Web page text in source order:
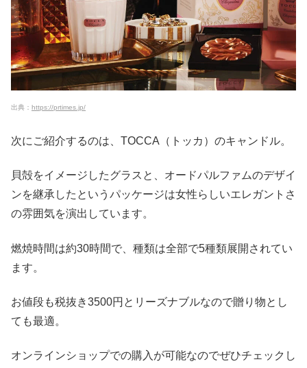
出典： https://prtimes.jp/
次にご紹介するのは、TOCCA（トッカ）のキャンドル。
貝殻をイメージしたグラスと、オードパルファムのデザイ
ンを継承したというパッケージは女性らしいエレガントさ
の雰囲気を演出しています。
燃焼時間は約30時間で、種類は全部で5種類展開されてい
ます。
お値段も税抜き3500円とリーズナブルなので贈り物とし
ても最適。
オンラインショップでの購入が可能なのでぜひチェックし